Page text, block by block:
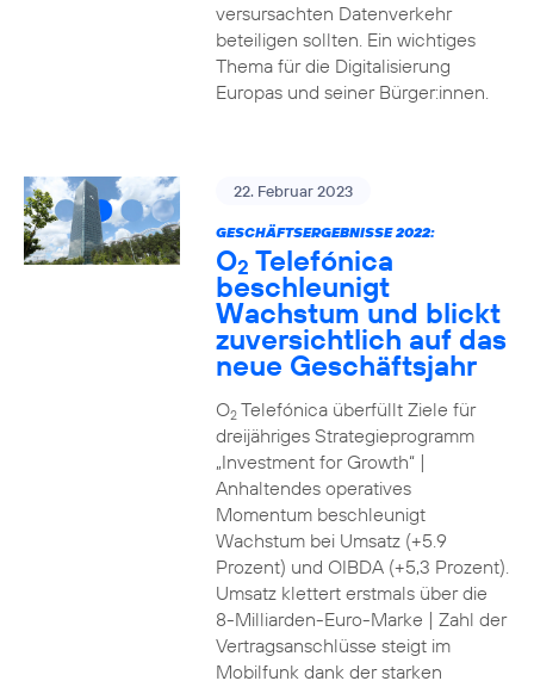
versursachten Datenverkehr
beteiligen sollten. Ein wichtiges
Thema für die Digitalisierung
Europas und seiner Bürger:innen.
22. Februar 2023
GESCHÄFTSERGEBNISSE 2022:
O2 Telefónica
beschleunigt
Wachstum und blickt
zuversichtlich auf das
neue Geschäftsjahr
O2Telefónica überfüllt Ziele für
dreijähriges Strategieprogramm
„Investment for Growth“ |
Anhaltendes operatives
Momentum beschleunigt
Wachstum bei Umsatz (+5.9
Prozent) und OIBDA (+5,3 Prozent).
Umsatz klettert erstmals über die
8-Milliarden-Euro-Marke | Zahl der
Vertragsanschlüsse steigt im
Mobilfunk dank der starken